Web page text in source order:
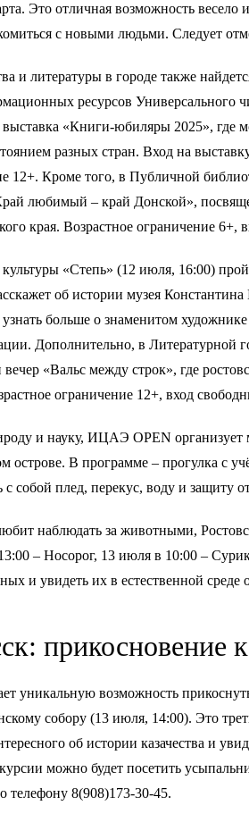
Это отличная возможность весело
с новыми людьми. Следует
и литературы в городе также
ресурсов Универсального
«Книги-юбиляры 2025», где
разных стран. Вход на
12+. Кроме того, в Публичной
любимый – край Донской»,
края. Возрастное ограничение 6+,
«Степь» (12 июля, 16:00)
об истории музея
больше о знаменитом
Дополнительно, в Литературной
вечер «Вальс между строк», где
ограничение 12+, вход
и науку, ИЦАЭ OPEN
острове. В программе – прогулка с
с собой плед, перекус, воду и защиту
наблюдать за животными,
– Носорог, 13 июля в 10:00 –
и увидеть их в естественной среде
прикосновение
уникальную возможность
собору (13 июля, 14:00). Это
об истории казачества и
можно будет посетить
телефону 8(908)173-30-45.